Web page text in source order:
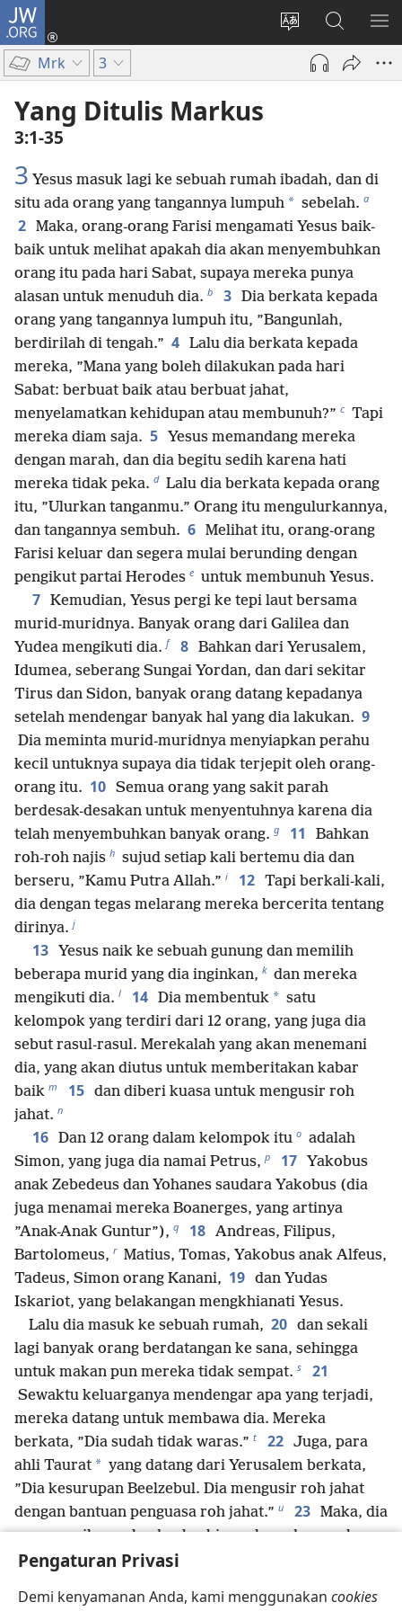
Pengaturan Privasi
Demi kenyamanan Anda, kami menggunakan cookies
JW.ORG
Ganti
bahasa
situs
Log
(terbuka
Cari
JW.ORG
Mrk 3
Yang Ditulis Markus
3:1-35
3 Yesus masuk lagi ke sebuah rumah ibadah, dan di
situ ada orang yang tangannya lumpuh * sebelah. a
2 Maka, orang-orang Farisi mengamati Yesus baik-
baik untuk melihat apakah dia akan menyembuhkan
orang itu pada hari Sabat, supaya mereka punya
alasan untuk menuduh dia. b 3 Dia berkata kepada
orang yang tangannya lumpuh itu, ”Bangunlah,
berdirilah di tengah.” 4 Lalu dia berkata kepada
mereka, ”Mana yang boleh dilakukan pada hari
Sabat: berbuat baik atau berbuat jahat,
menyelamatkan kehidupan atau membunuh?” c Tapi
mereka diam saja. 5 Yesus memandang mereka
dengan marah, dan dia begitu sedih karena hati
mereka tidak peka. d Lalu dia berkata kepada orang
itu, ”Ulurkan tanganmu.” Orang itu mengulurkannya,
dan tangannya sembuh. 6 Melihat itu, orang-orang
Farisi keluar dan segera mulai berunding dengan
pengikut partai Herodes e untuk membunuh Yesus.
7 Kemudian, Yesus pergi ke tepi laut bersama
murid-muridnya. Banyak orang dari Galilea dan
Yudea mengikuti dia. f 8 Bahkan dari Yerusalem,
Idumea, seberang Sungai Yordan, dan dari sekitar
Tirus dan Sidon, banyak orang datang kepadanya
setelah mendengar banyak hal yang dia lakukan. 9
Dia meminta murid-muridnya menyiapkan perahu
kecil untuknya supaya dia tidak terjepit oleh orang-
orang itu. 10 Semua orang yang sakit parah
berdesak-desakan untuk menyentuhnya karena dia
telah menyembuhkan banyak orang. g 11
Bahkan
roh-roh najis h sujud setiap kali bertemu dia dan
berseru, ”Kamu Putra Allah.” i 12 Tapi berkali-kali,
dia dengan tegas melarang mereka bercerita tentang
dirinya. j
13 Yesus naik ke sebuah gunung dan memilih
beberapa murid yang dia inginkan, k dan mereka
mengikuti dia. l 14 Dia membentuk * satu
kelompok yang terdiri dari 12 orang, yang juga dia
sebut rasul-rasul. Merekalah yang akan menemani
dia, yang akan diutus untuk memberitakan kabar
baik m 15 dan diberi kuasa untuk mengusir roh
jahat. n
16 Dan 12 orang dalam kelompok itu o adalah
Simon, yang juga dia namai Petrus, p 17 Yakobus
anak Zebedeus dan Yohanes saudara Yakobus (dia
juga menamai mereka Boanerges, yang artinya
”Anak-Anak Guntur”), q 18 Andreas, Filipus,
Bartolomeus, r Matius, Tomas, Yakobus anak Alfeus,
Tadeus, Simon orang Kanani, 19 dan Yudas
Iskariot, yang belakangan mengkhianati Yesus.
Lalu dia masuk ke sebuah rumah, 20 dan sekali
lagi banyak orang berdatangan ke sana, sehingga
untuk makan pun mereka tidak sempat. s 21
Sewaktu keluarganya mendengar apa yang terjadi,
mereka datang untuk membawa dia. Mereka
berkata, ”Dia sudah tidak waras.” t 22 Juga, para
ahli Taurat * yang datang dari Yerusalem berkata,
”Dia kesurupan Beelzebul. Dia mengusir roh jahat
dengan bantuan penguasa roh jahat.” u 23 Maka, dia
memanggil mereka dan berbicara kepada mereka
dengan perumpamaan, ”Mana mungkin Setan
terpecah belah, kerajaan itu tidak bisa bertahan; v